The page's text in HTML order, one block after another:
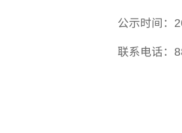
公示时间：
联系电话：